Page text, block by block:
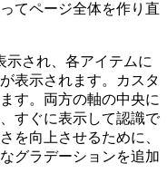
ため、カテゴリの概要
てページ全体を作り直
示され、各アイテムに
表示されます。カスタ
す。両方の軸の中央に
すぐに表示して認識で